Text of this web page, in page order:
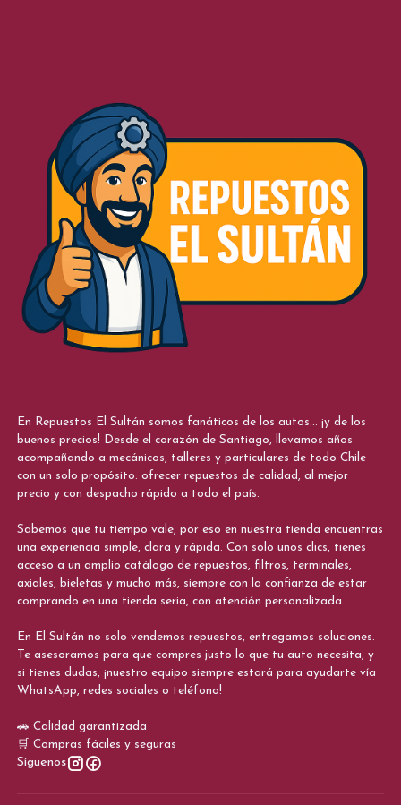
En Repuestos El Sultán somos fanáticos de los autos... ¡y de los
buenos precios! Desde el corazón de Santiago, llevamos años
acompañando a mecánicos, talleres y particulares de todo Chile
con un solo propósito: ofrecer repuestos de calidad, al mejor
precio y con despacho rápido a todo el país.
Sabemos que tu tiempo vale, por eso en nuestra tienda encuentras
una experiencia simple, clara y rápida. Con solo unos clics, tienes
acceso a un amplio catálogo de repuestos, filtros, terminales,
axiales, bieletas y mucho más, siempre con la confianza de estar
comprando en una tienda seria, con atención personalizada.
En El Sultán no solo vendemos repuestos, entregamos soluciones.
Te asesoramos para que compres justo lo que tu auto necesita, y
si tienes dudas, ¡nuestro equipo siempre estará para ayudarte vía
WhatsApp, redes sociales o teléfono!
🚗 Calidad garantizada
🛒 Compras fáciles y seguras
Síguenos